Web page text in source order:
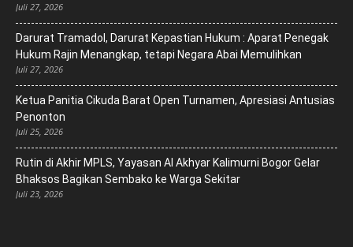
Juli 27, 2026
Darurat Tramadol, Darurat Kepastian Hukum : Aparat Penegak
Hukum Rajin Menangkap, tetapi Negara Abai Memulihkan
Juli 27, 2026
Ketua Panitia Cikuda Barat Open Turnamen, Apresiasi Antusias
Penonton
Juli 25, 2026
Rutin di Akhir MPLS, Yayasan Al Akhyar Kalimurni Bogor Gelar
Bhaksos Bagikan Sembako ke Warga Sekitar
Juli 23, 2026